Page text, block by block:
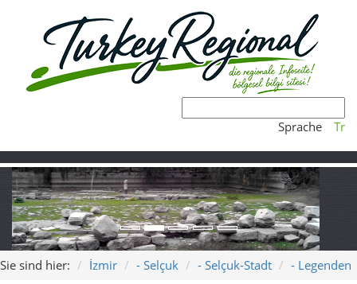
Sprache Tr
Sie sind hier: İzmir - Selçuk - Selçuk-Stadt - Legenden